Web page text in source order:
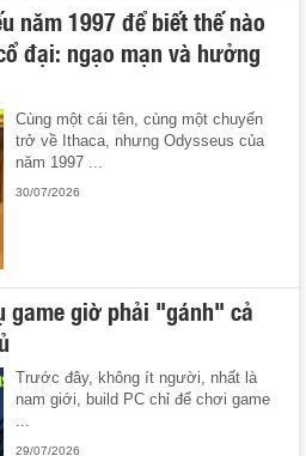
năm 1997 để biết thế nào
đại: ngạo mạn và hưởng
Cùng một cái tên, cùng một chuyến
trở về Ithaca, nhưng Odysseus của
năm 1997 ...
30/07/2026
game giờ phải "gánh" cả
Trước đây, không ít người, nhất là
nam giới, build PC chỉ để chơi game
...
29/07/2026